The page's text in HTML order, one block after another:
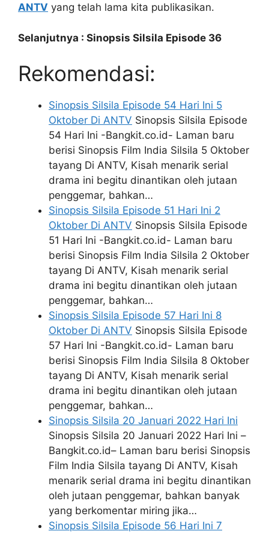
ANTV yang telah lama kita publikasikan.
Selanjutnya : Sinopsis Silsila Episode 36
Rekomendasi:
Sinopsis Silsila Episode 54 Hari Ini 5
Oktober Di ANTV Sinopsis Silsila Episode
54 Hari Ini -Bangkit.co.id- Laman baru
berisi Sinopsis Film India Silsila 5 Oktober
tayang Di ANTV, Kisah menarik serial
drama ini begitu dinantikan oleh jutaan
penggemar, bahkan…
Sinopsis Silsila Episode 51 Hari Ini 2
Oktober Di ANTV Sinopsis Silsila Episode
51 Hari Ini -Bangkit.co.id- Laman baru
berisi Sinopsis Film India Silsila 2 Oktober
tayang Di ANTV, Kisah menarik serial
drama ini begitu dinantikan oleh jutaan
penggemar, bahkan…
Sinopsis Silsila Episode 57 Hari Ini 8
Oktober Di ANTV Sinopsis Silsila Episode
57 Hari Ini -Bangkit.co.id- Laman baru
berisi Sinopsis Film India Silsila 8 Oktober
tayang Di ANTV, Kisah menarik serial
drama ini begitu dinantikan oleh jutaan
penggemar, bahkan…
Sinopsis Silsila 20 Januari 2022 Hari Ini
Sinopsis Silsila 20 Januari 2022 Hari Ini –
Bangkit.co.id– Laman baru berisi Sinopsis
Film India Silsila tayang Di ANTV, Kisah
menarik serial drama ini begitu dinantikan
oleh jutaan penggemar, bahkan banyak
yang berkomentar miring jika…
Sinopsis Silsila Episode 56 Hari Ini 7